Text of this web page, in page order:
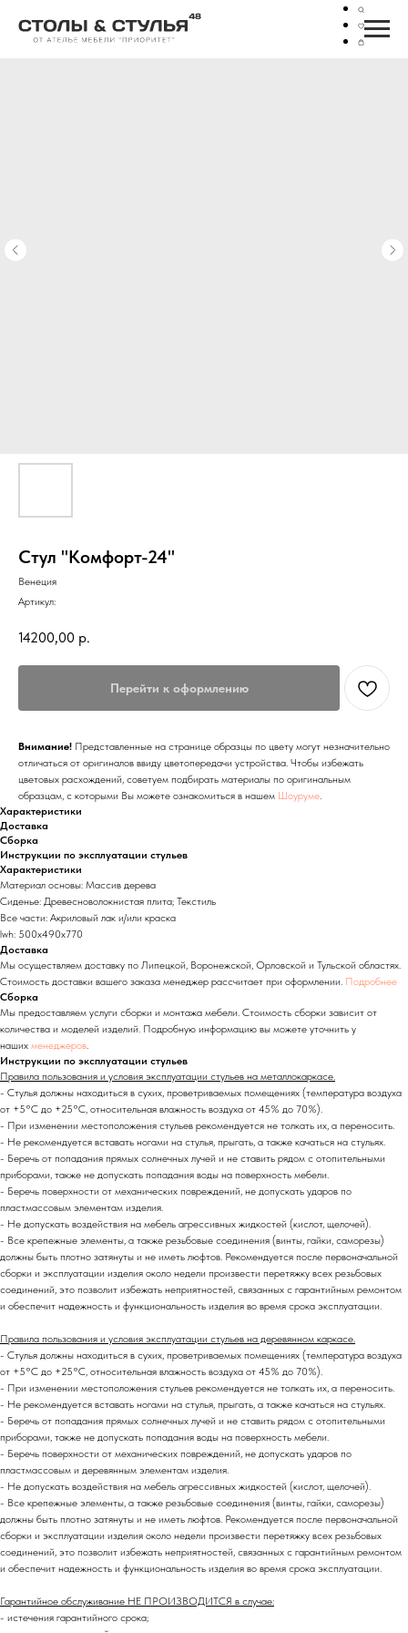
Стул "Комфорт-24"
Венеция
Артикул:
14200,00 р.
Перейти к оформлению
Внимание! Представленные на странице образцы по цвету могут незначительно
отличаться от оригиналов ввиду цветопередачи устройства. Чтобы избежать
цветовых расхождений, советуем подбирать материалы по оригинальным
образцам, с которыми Вы можете ознакомиться в нашем Шоуруме.
Характеристики
Доставка
Сборка
Инструкции по эксплуатации стульев
Характеристики
Материал основы: Массив дерева
Сиденье: Древесноволокнистая плита; Текстиль
Все части: Акриловый лак и/или краска
lwh: 500x490x770
Доставка
Мы осуществляем доставку по Липецкой, Воронежской, Орловской и Тульской областях.
Стоимость доставки вашего заказа менеджер рассчитает при оформлении. Подробнее
Сборка
Мы предоставляем услуги сборки и монтажа мебели. Стоимость сборки зависит от
количества и моделей изделий. Подробную информацию вы можете уточнить у
наших менеджеров.
Инструкции по эксплуатации стульев
Правила пользования и условия эксплуатации стульев на металлокаркасе.
- Стулья должны находиться в сухих, проветриваемых помещениях (температура воздуха
от +5°C до +25°C, относительная влажность воздуха от 45% до 70%).
- При изменении местоположения стульев рекомендуется не толкать их, а переносить.
- Не рекомендуется вставать ногами на стулья, прыгать, а также качаться на стульях.
- Беречь от попадания прямых солнечных лучей и не ставить рядом с отопительными
приборами, также не допускать попадания воды на поверхность мебели.
- Беречь поверхности от механических повреждений, не допускать ударов по
пластмассовым элементам изделия.
- Не допускать воздействия на мебель агрессивных жидкостей (кислот, щелочей).
- Все крепежные элементы, а также резьбовые соединения (винты, гайки, саморезы)
должны быть плотно затянуты и не иметь люфтов. Рекомендуется после первоначальной
сборки и эксплуатации изделия около недели произвести перетяжку всех резьбовых
соединений, это позволит избежать неприятностей, связанных с гарантийным ремонтом
и обеспечит надежность и функциональность изделия во время срока эксплуатации.
Правила пользования и условия эксплуатации стульев на деревянном каркасе.
- Стулья должны находиться в сухих, проветриваемых помещениях (температура воздуха
от +5°C до +25°C, относительная влажность воздуха от 45% до 70%).
- При изменении местоположения стульев рекомендуется не толкать их, а переносить.
- Не рекомендуется вставать ногами на стулья, прыгать, а также качаться на стульях.
- Беречь от попадания прямых солнечных лучей и не ставить рядом с отопительными
приборами, также не допускать попадания воды на поверхность мебели.
- Беречь поверхности от механических повреждений, не допускать ударов по
пластмассовым и деревянным элементам изделия.
- Не допускать воздействия на мебель агрессивных жидкостей (кислот, щелочей).
- Все крепежные элементы, а также резьбовые соединения (винты, гайки, саморезы)
должны быть плотно затянуты и не иметь люфтов. Рекомендуется после первоначальной
сборки и эксплуатации изделия около недели произвести перетяжку всех резьбовых
соединений, это позволит избежать неприятностей, связанных с гарантийным ремонтом
и обеспечит надежность и функциональность изделия во время срока эксплуатации.
Гарантийное обслуживание НЕ ПРОИЗВОДИТСЯ в случае:
- истечения гарантийного срока;